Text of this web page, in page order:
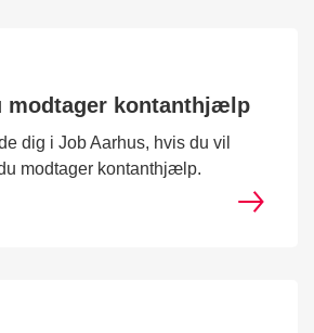
modtager kontanthjælp
dig i Job Aarhus, hvis du vil
modtager kontanthjælp.